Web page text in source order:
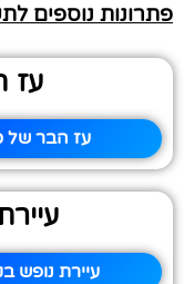
פתרונות נוספים
עז
עז הבר של
עיירת נופש